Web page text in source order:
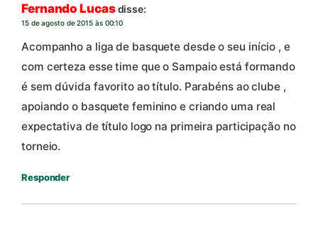
Fernando Lucasdisse:
15 de agosto de 2015 às 00:10
Acompanho a liga de basquete desde o seu início , e
com certeza esse time que o Sampaio está formando
é sem dúvida favorito ao título. Parabéns ao clube ,
apoiando o basquete feminino e criando uma real
expectativa de título logo na primeira participação no
torneio.
Responder